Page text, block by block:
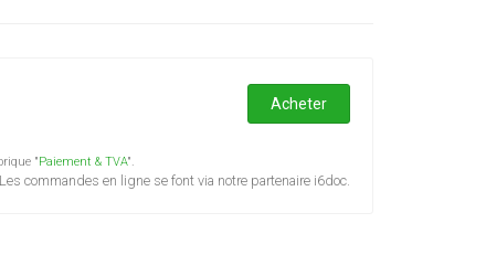
Acheter
"Paiement & TVA".
Les commandes en ligne se font via notre partenaire i6doc.